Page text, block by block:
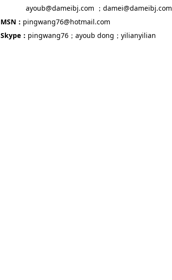
ayoub@dameibj.com ；damei@dameibj.com
MSN： pingwang76@hotmail.com
Skype： pingwang76；ayoub dong；yilianyilian